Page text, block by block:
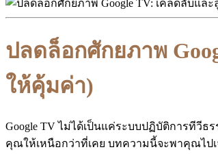
ปลดล็อกศักยภาพ
ให้คุ้มค่า)
Google TV ไม่ได้เป็นแค่ระบบปฏิบัติการทีวี
คุณให้เหนือกว่าที่เคย บทความนี้จะพาคุณไป